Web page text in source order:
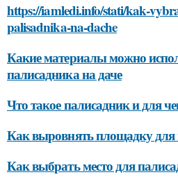
https://iamledi.info/stati/kak-
palisadnika-na-dache
Какие материалы можно
палисадника на даче
Что такое палисадник и для
Как выровнять площадку для
Как выбрать место для